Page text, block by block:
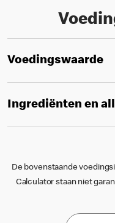
Voedingswaarde
Ingrediënten en
De bovenstaande
Calculator staan niet